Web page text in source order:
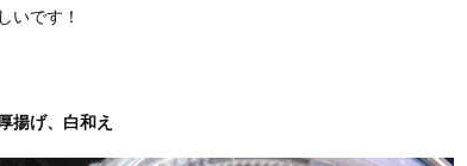
いです！
揚げ、白和え